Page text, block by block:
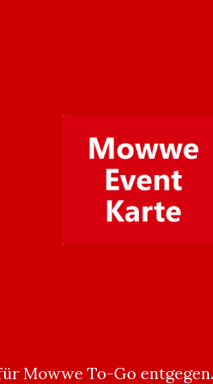
Mowwe To-Go entgegen.